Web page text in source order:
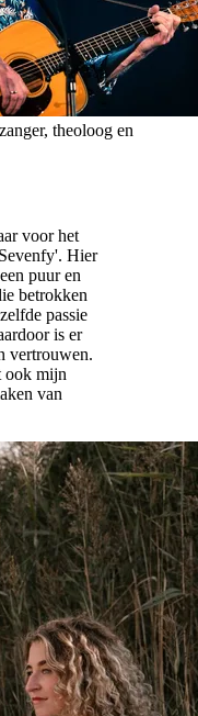
theoloog en
voor het
Hier
puur en
betrokken
passie
is er
vertrouwen.
ook mijn
van